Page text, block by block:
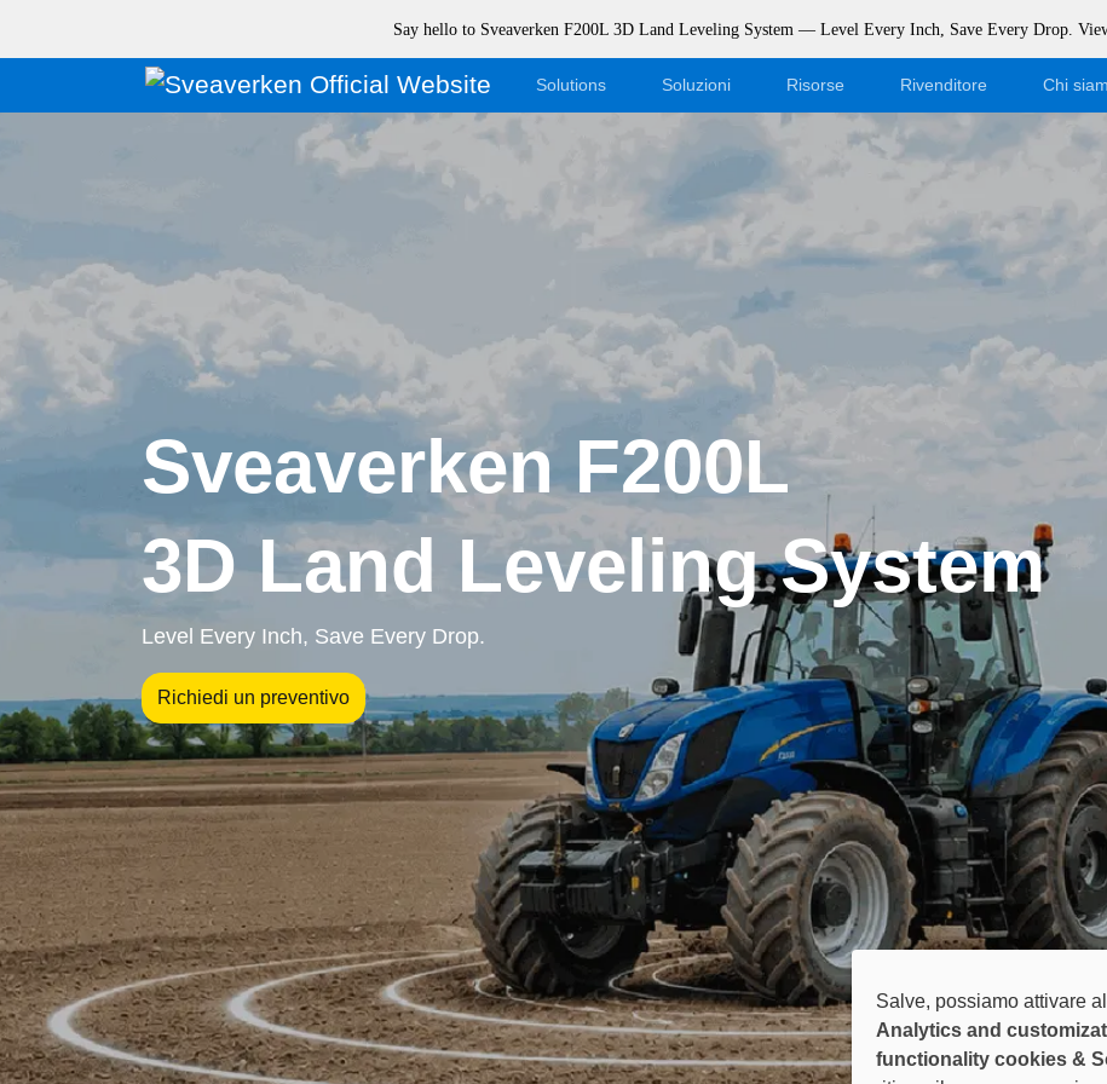
Say hello to Sveaverken F200L 3D Land Leveling System — Level Every Inch, Save Every Drop.
Solutions Soluzioni Risorse
Supporto
Scaricamento
Rivenditore
Diventa un rivenditore
Accesso al negozio online
Chi
Sveaverken F200L
3D Land Leveling System
Level Every Inch, Save Every Drop.
Richiedi un preventivo
Salve, possiamo attivare
Analytics and
functionality cookies &